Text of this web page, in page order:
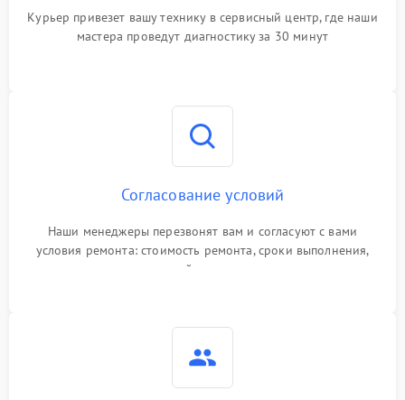
Курьер привезет вашу технику в сервисный центр, где наши
мастера проведут диагностику за 30 минут
Согласование условий
Наши менеджеры перезвонят вам и согласуют с вами
условия ремонта: стоимость ремонта, сроки выполнения,
гарантийные условия